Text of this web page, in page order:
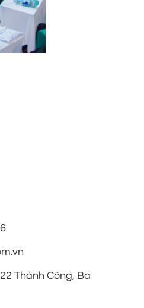
Thành Công, Ba